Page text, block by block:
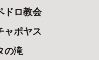
ドロ教会
ャポヤス
の滝